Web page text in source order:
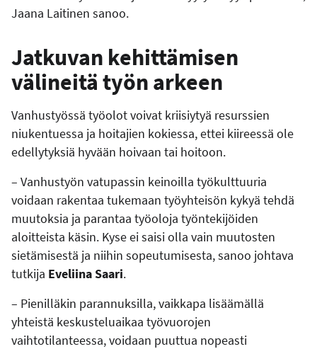
Jaana Laitinen sanoo.
Jatkuvan kehittämisen
välineitä työn arkeen
Vanhustyössä työolot voivat kriisiytyä resurssien
niukentuessa ja hoitajien kokiessa, ettei kiireessä ole
edellytyksiä hyvään hoivaan tai hoitoon.
– Vanhustyön vatupassin keinoilla työkulttuuria
voidaan rakentaa tukemaan työyhteisön kykyä tehdä
muutoksia ja parantaa työoloja työntekijöiden
aloitteista käsin. Kyse ei saisi olla vain muutosten
sietämisestä ja niihin sopeutumisesta, sanoo johtava
tutkija Eveliina Saari.
– Pienilläkin parannuksilla, vaikkapa lisäämällä
yhteistä keskusteluaikaa työvuorojen
vaihtotilanteessa, voidaan puuttua nopeasti